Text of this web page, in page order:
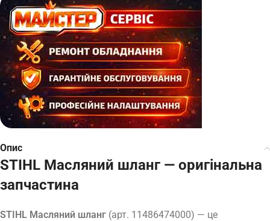
Опис
STIHL Масляний шланг — оригінальна
запчастина
STIHL Масляний шланг (арт. 11486474000) — це